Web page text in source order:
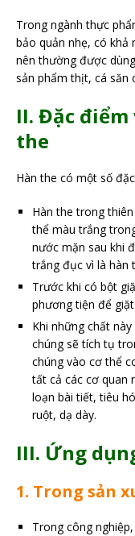
Trong ngành thực
bảo quản nhẹ, có khả
nên thường được
sản phẩm thịt, cá săn
II. Đặc
the
Hàn the có một số
Hàn the trong
thể màu trắng
nước mặn sau khi
trắng đục vì là hàn
Trước khi có bột
phương tiện để
Khi những chất
chúng sẽ tích tụ
chúng vào cơ thể
tất cả các cơ quan
loạn bài tiết, tiêu
ruột, dạ dày.
III. Ứng
1. Trong sản
Trong công